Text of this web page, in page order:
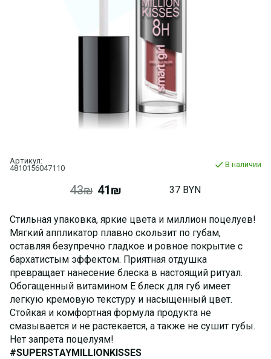
Артикул:
4810156047110
В наличии
43₪ 41₪ 37 BYN
Стильная упаковка, яркие цвета и миллион поцелуев!
Мягкий аппликатор плавно скользит по губам,
оставляя безупречно гладкое и ровное покрытие с
бархатистым эффектом. Приятная отдушка
превращает нанесение блеска в настоящий ритуал.
Обогащенный витамином Е блеск для губ имеет
легкую кремовую текстуру и насыщенный цвет.
Стойкая и комфортная формула продукта не
смазывается и не растекается, а также не сушит губы.
Нет запрета поцелуям!
#SUPERSTAYMILLIONKISSES